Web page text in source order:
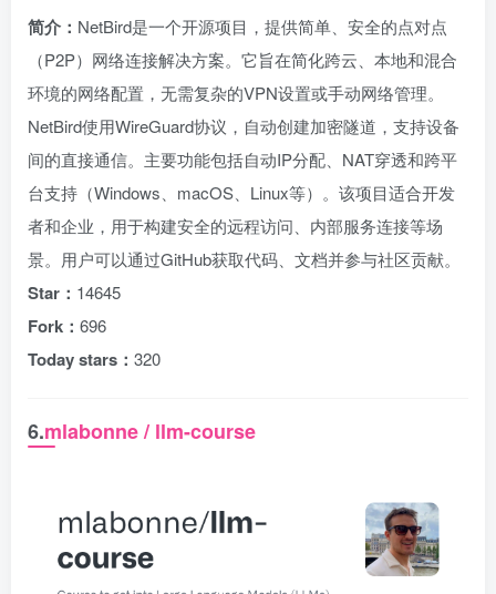
简介： NetBird是一个开源项目，提供简单、安全的点对点
（P2P）网络连接解决方案。它旨在简化跨云、本地和混合
环境的网络配置，无需复杂的VPN设置或手动网络管理。
NetBird使用WireGuard协议，自动创建加密隧道，支持设备
间的直接通信。主要功能包括自动IP分配、NAT穿透和跨平
台支持（Windows、macOS、Linux等）。该项目适合开发
者和企业，用于构建安全的远程访问、内部服务连接等场
景。用户可以通过GitHub获取代码、文档并参与社区贡献。
Star： 14645
Fork： 696
Today stars： 320
6.mlabonne / llm-course